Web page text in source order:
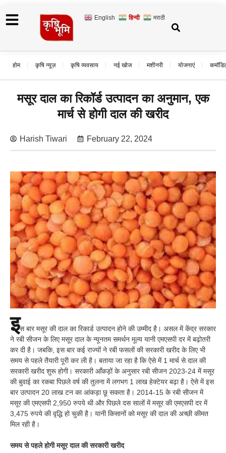
English हिन्दी मराठी
होम कृषि न्यूज़ कृषि व्यवसाय नई खोज मशीनरी योजनाएं
मसूर दाल का रिकॉर्ड उत्पादन का अनुमान, एक
मार्च से होगी दाल की खरीद
Harish Tiwari February 22, 2024
इस बार मसूर की दाल का रिकार्ड उत्पादन होने की उम्मीद है। असल में केंद्र सरकार
ने रबी सीजन के लिए मसूर दाल के न्यूनतम समर्थन मूल्य यानी एमएसपी दर में बढ़ोतरी
कर दी है। जबकि, इस बार कई राज्यों ने रबी फसलों की सरकारी खरीद के लिए भी
समय से पहले तैयारी पूरी कर ली है। बताया जा रहा है कि ऐसे में 1 मार्च से दाल की
सरकारी खरीद शुरू होगी। सरकारी आँकड़ों के अनुसार रबी सीजन 2023-24 में मसूर
की बुवाई का रकबा पिछले वर्ष की तुलना में लगभग 1 लाख हेक्टेयर बढ़ा है। ऐसे में इस
बार उत्पादन 20 लाख टन का आंकड़ा छू सकता है। 2014-15 के रबी सीजन में
मसूर की एमएसपी 2,950 रुपये थी और पिछले दस सालों में मसूर की एमएसपी दर में
3,475 रुपये की वृद्धि हो चुकी है। यानी किसानों को मसूर की दाल की अच्छी कीमत
मिल रही है।
समय से पहले होगी मसूर दाल की सरकारी खरीद